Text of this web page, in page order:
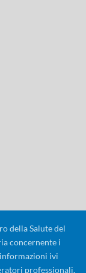
della Salute del
concernente i
ivi
professionali.